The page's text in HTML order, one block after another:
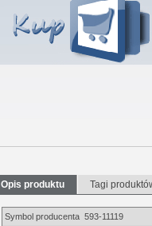
Opis produktu Tagi
Symbol producenta 593-11119